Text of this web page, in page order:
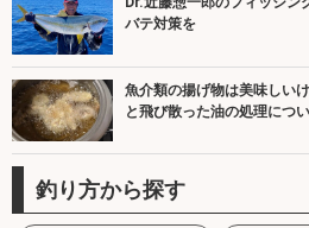
バテ対策を
魚介類の揚げ物は美味しい
と飛び散った油の処理につ
釣り方から探す